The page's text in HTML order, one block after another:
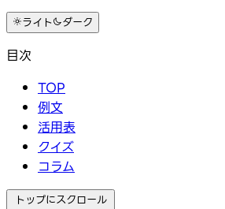
ライト ダーク
目次
TOP
例文
活用表
クイズ
コラム
トップにスクロール